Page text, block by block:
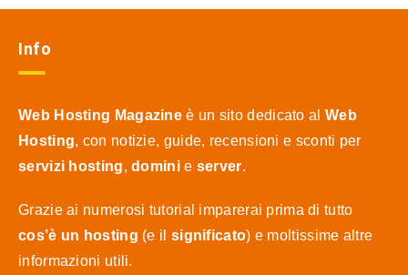
Info
Web Hosting Magazine è un sito dedicato al Web
Hosting, con notizie, guide, recensioni e sconti per
servizi hosting,dominie server.
Grazie ai numerosi tutorial imparerai prima di tutto
cos’è un hosting (e il significato) e moltissime altre
informazioni utili.